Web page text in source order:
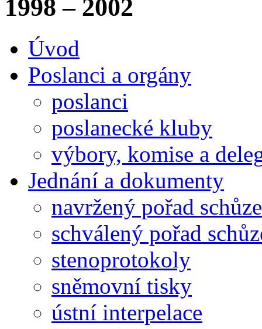
1998 – 2002
Úvod
Poslanci a orgány
poslanci
poslanecké kluby
výbory, komise a
Jednání a dokumenty
navržený pořad schůze
schválený pořad
stenoprotokoly
sněmovní tisky
ústní interpelace